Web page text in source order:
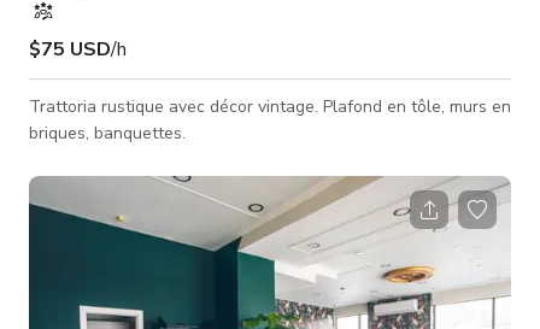
$75 USD/h
Trattoria rustique avec décor vintage. Plafond en tôle, murs en
briques, banquettes.